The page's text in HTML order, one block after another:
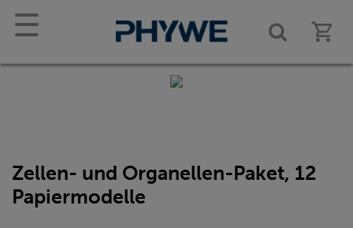
☰
Zellen- und Organellen-Paket, 12
Papiermodelle